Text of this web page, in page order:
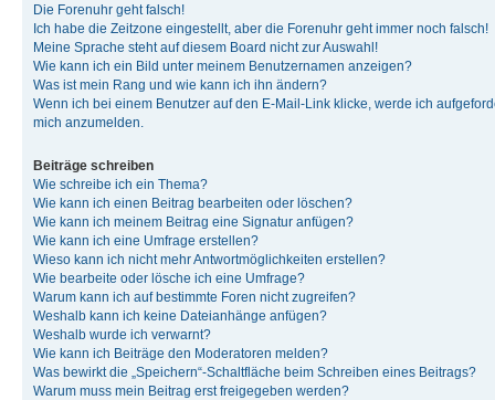
Die Forenuhr geht falsch!
Ich habe die Zeitzone eingestellt, aber die Forenuhr geht immer noch falsch!
Meine Sprache steht auf diesem Board nicht zur Auswahl!
Wie kann ich ein Bild unter meinem Benutzernamen anzeigen?
Was ist mein Rang und wie kann ich ihn ändern?
Wenn ich bei einem Benutzer auf den E-Mail-Link klicke, werde ich
mich anzumelden.
Beiträge schreiben
Wie schreibe ich ein Thema?
Wie kann ich einen Beitrag bearbeiten oder löschen?
Wie kann ich meinem Beitrag eine Signatur anfügen?
Wie kann ich eine Umfrage erstellen?
Wieso kann ich nicht mehr Antwortmöglichkeiten erstellen?
Wie bearbeite oder lösche ich eine Umfrage?
Warum kann ich auf bestimmte Foren nicht zugreifen?
Weshalb kann ich keine Dateianhänge anfügen?
Weshalb wurde ich verwarnt?
Wie kann ich Beiträge den Moderatoren melden?
Was bewirkt die „Speichern“-Schaltfläche beim Schreiben eines Beitrags?
Warum muss mein Beitrag erst freigegeben werden?